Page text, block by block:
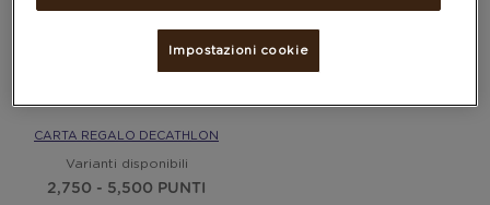
CARTA REGALO DECATHLON
Varianti disponibili
2,750 - 5,500 PUNTI
Impostazioni cookie